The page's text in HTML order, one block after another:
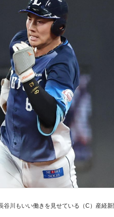
谷川もいい働きを見せている（C）産経新